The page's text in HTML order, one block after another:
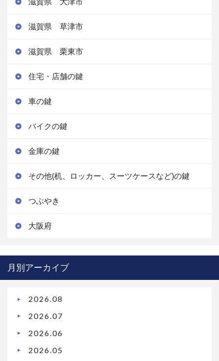
滋賀県 大津市
滋賀県 草津市
滋賀県 栗東市
住宅・店舗の鍵
車の鍵
バイクの鍵
金庫の鍵
その他(机、ロッカー、スーツケースなど)の鍵
つぶやき
大阪府
月別アーカイブ
2026.08
2026.07
2026.06
2026.05